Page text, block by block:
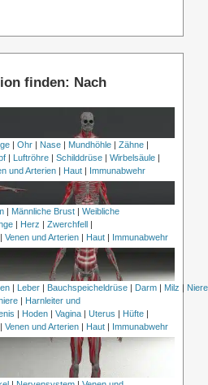
finden: Nach
| Ohr| Nase| Mundhöhle| Zähne|
| Luftröhre| Schilddrüse| Wirbelsäule|
und Arterien | Haut | Immunabwehr
| Männliche Brust| Weibliche
| Herz | Zwerchfell|
| Venen und Arterien | Haut | Immunabwehr
| Leber| Bauchspeicheldrüse| Darm| Milz |
| Harnleiter und
| Hoden| Vagina| Uterus | Hüfte|
| Venen und Arterien | Haut | Immunabwehr